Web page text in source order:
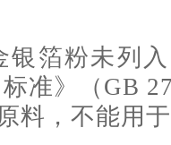
银箔粉未列
准》（GB
料，不能用